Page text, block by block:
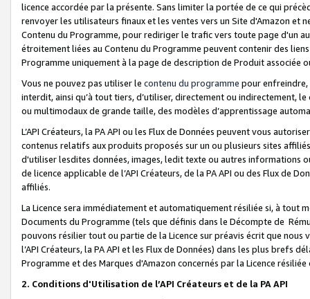
licence accordée par la présente. Sans limiter la portée de ce qui
renvoyer les utilisateurs finaux et les ventes vers un Site d'Amazon et
Contenu du Programme, pour rediriger le trafic vers toute page d'un
étroitement liées au Contenu du Programme peuvent contenir des
Programme uniquement à la page de description de Produit associée
Vous ne pouvez pas utiliser le contenu du programme pour
interdit, ainsi qu’à tout tiers, d’utiliser, directement ou indirectement,
ou multimodaux de grande taille, des modèles d’apprentissage
L’API Créateurs, la PA API ou les Flux de Données peuvent vous
contenus relatifs aux produits proposés sur un ou plusieurs sites
d'utiliser lesdites données, images, ledit texte ou autres informations
de licence applicable de l’API Créateurs, de la PA API ou des Flux de
affiliés.
La Licence sera immédiatement et automatiquement résiliée si, à
Documents du Programme (tels que définis dans le Décompte de
pouvons résilier tout ou partie de la Licence sur préavis écrit que
l’API Créateurs, la PA API et les Flux de Données) dans les plus
Programme et des Marques d'Amazon concernés par la Licence
2. Conditions d'Utilisation de l’API Créateurs et de la PA API